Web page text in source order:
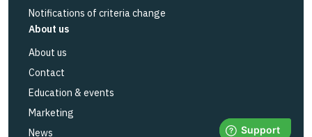
Notifications of criteria change
About us
About us
Contact
Education & events
Marketing
News